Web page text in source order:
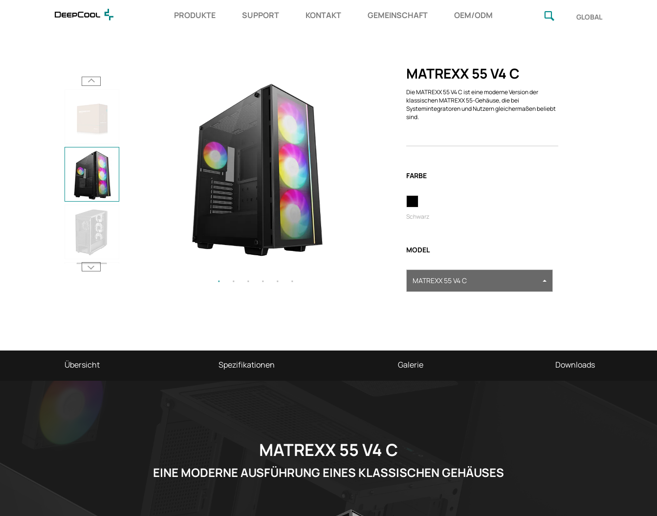
PRODUKTE SUPPORT KONTAKT GEMEINSCHAFT OEM/ODM GLOBAL
MATREXX 55 V4 C
Die MATREXX 55 V4 C ist eine moderne Version der
klassischen MATREXX 55-Gehäuse, die bei
Systemintegratoren und Nutzern gleichermaßen beliebt
sind.
FARBE
Schwarz
MODEL
MATREXX 55 V4 C
Übersicht Spezifikationen Galerie Downloads
MATREXX 55 V4 C
EINE MODERNE AUSFÜHRUNG EINES KLASSISCHEN GEHÄUSES